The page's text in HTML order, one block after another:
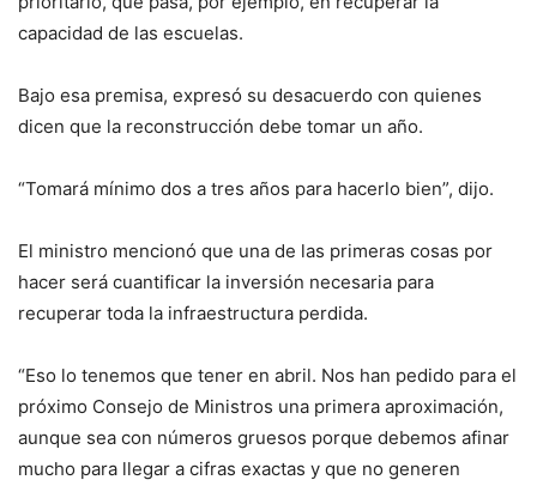
capacidad de las escuelas.
Bajo esa premisa, expresó su desacuerdo con quienes
dicen que la reconstrucción debe tomar un año.
“Tomará mínimo dos a tres años para hacerlo bien”, dijo.
El ministro mencionó que una de las primeras cosas por
hacer será cuantificar la inversión necesaria para
recuperar toda la infraestructura perdida.
“Eso lo tenemos que tener en abril. Nos han pedido para el
próximo Consejo de Ministros una primera aproximación,
aunque sea con números gruesos porque debemos afinar
mucho para llegar a cifras exactas y que no generen